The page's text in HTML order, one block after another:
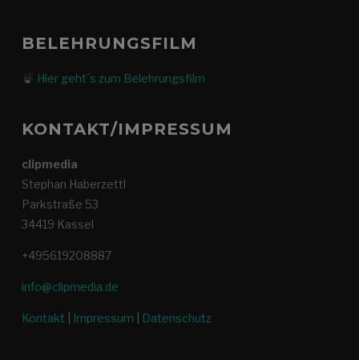
BELEHRUNGSFILM
Hier geht´s zum Belehrungsfilm
KONTAKT/IMPRESSUM
clipmedia
Stephan Haberzettl
Parkstraße 53
34419 Kassel
+495619208887
info@clipmedia.de
Kontakt Impressum Datenschutz